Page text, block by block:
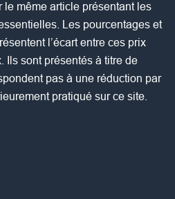
même article présentant les
Les pourcentages et
l’écart entre ces prix
Ils sont présentés à titre de
pas à une réduction par
pratiqué sur ce site.